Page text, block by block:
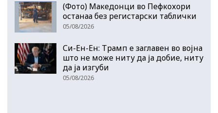
(Фото) Македонци во Пефкохори
останаа без регистарски таблички
05/08/2026
Си-Ен-Ен: Трамп е заглавен во војна
што не може ниту да ја добие, ниту
да ја изгуби
05/08/2026